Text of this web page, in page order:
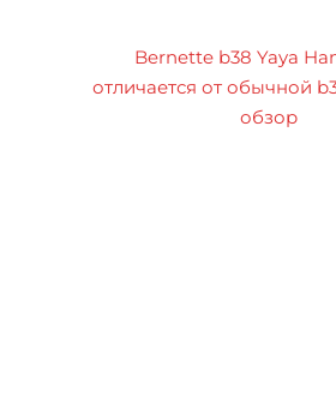
Bernette b38 Yaya
отличается от обычной
обзор